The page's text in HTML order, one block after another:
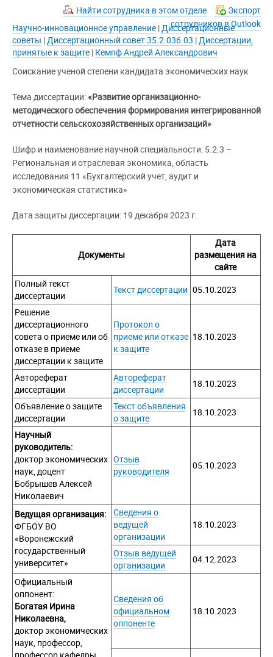
Найти сотрудника в этом отделе
Экспорт
сотрудников в Outlook
Научно-инновационное управление |Диссертационные
советы |Диссертационный совет 35.2.036.03 |Диссертации,
принятые к защите | Кемпф Андрей Александрович
Соискание ученой степени кандидата экономических наук
Тема диссертации: «Развитие организационно-
методического обеспечения формирования интегрированной
отчетности сельскохозяйственных организаций»
Шифр и наименование научной специальности: 5.2.3 –
Региональная и отраслевая экономика, область
исследования 11 «Бухгалтерский учет, аудит и
экономическая статистика»
Дата защиты диссертации: 19 декабря 2023 г.
Документы
Дата
размещения на
сайте
Полный текст
диссертации
Текст диссертации 05.10.2023
Решение
диссертационного
совета о приеме или об
отказе в приеме
диссертации к защите
Протокол о
приеме или отказе
к защите
18.10.2023
Автореферат
диссертации
Автореферат
диссертации
18.10.2023
Объявление о защите
диссертации
Текст объявления
о защите
18.10.2023
Научный
руководитель:
доктор экономических
наук, доцент
Бобрышев Алексей
Николаевич
Отзыв
руководителя
05.10.2023
Ведущая организация:
ФГБОУ ВО
«Воронежский
государственный
университет»
Сведения о
ведущей
организации
18.10.2023
Отзыв ведущей
организации
04.12.2023
Официальный
оппонент:
Богатая Ирина
Николаевна,
доктор экономических
наук, профессор,
Сведения об
официальном
оппоненте
18.10.2023